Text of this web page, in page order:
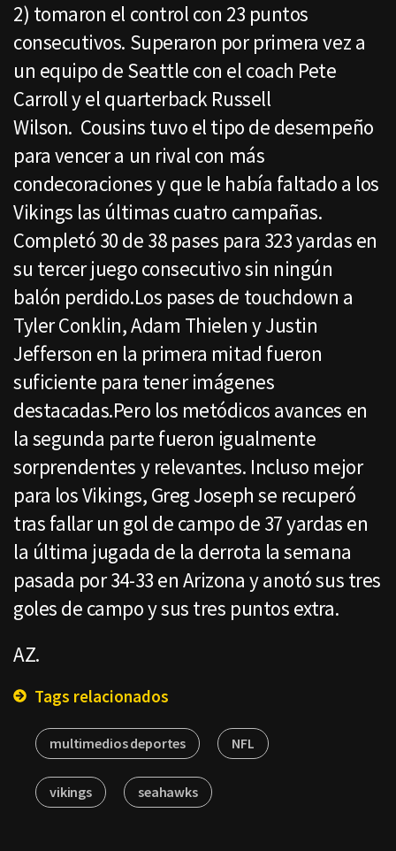
2) tomaron el control con 23 puntos
consecutivos. Superaron por primera vez a
un equipo de Seattle con el coach Pete
Carroll y el quarterback Russell
Wilson. Cousins tuvo el tipo de desempeño
para vencer a un rival con más
condecoraciones y que le había faltado a los
Vikings las últimas cuatro campañas.
Completó 30 de 38 pases para 323 yardas en
su tercer juego consecutivo sin ningún
balón perdido.Los pases de touchdown a
Tyler Conklin, Adam Thielen y Justin
Jefferson en la primera mitad fueron
suficiente para tener imágenes
destacadas.Pero los metódicos avances en
la segunda parte fueron igualmente
sorprendentes y relevantes. Incluso mejor
para los Vikings, Greg Joseph se recuperó
tras fallar un gol de campo de 37 yardas en
la última jugada de la derrota la semana
pasada por 34-33 en Arizona y anotó sus tres
goles de campo y sus tres puntos extra.
AZ.
Tags relacionados
multimedios deportes NFL
vikings seahawks